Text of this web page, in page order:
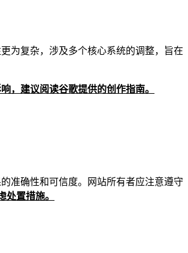
为复杂，涉及多个核心系统的调整，旨在
，建议阅读谷歌提供的创作指南。
准确性和可信度。网站所有者应注意遵守
处置措施。